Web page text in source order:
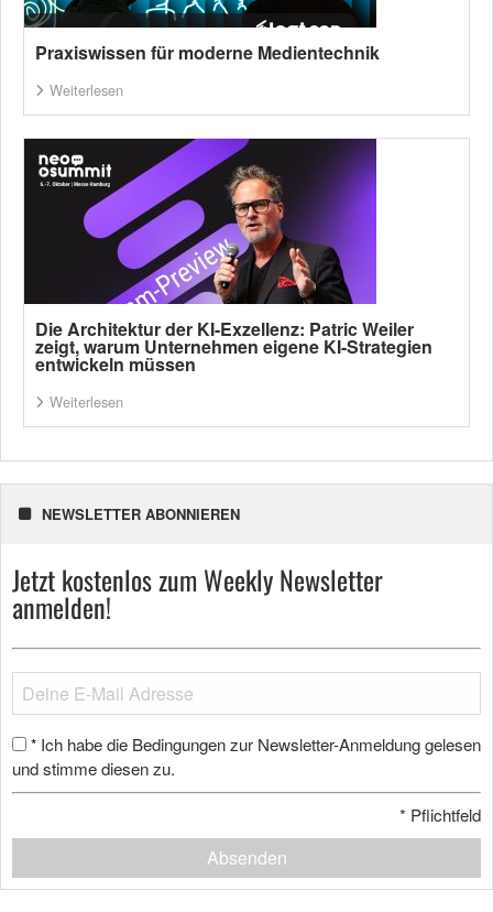
Praxiswissen für moderne Medientechnik
Weiterlesen
Die Architektur der KI-Exzellenz: Patric Weiler
zeigt, warum Unternehmen eigene KI-Strategien
entwickeln müssen
Weiterlesen
NEWSLETTER ABONNIEREN
Jetzt kostenlos zum Weekly Newsletter
anmelden!
* Ich habe die Bedingungen zur Newsletter-Anmeldung gelesen
und stimme diesen zu.
* Pflichtfeld
Absenden